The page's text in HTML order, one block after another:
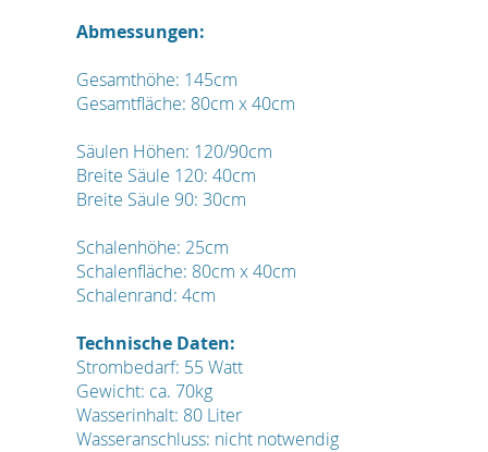
Abmessungen:
Gesamthöhe: 145cm
Gesamtfläche: 80cm x 40cm
Säulen Höhen: 120/90cm
Breite Säule 120: 40cm
Breite Säule 90: 30cm
Schalenhöhe: 25cm
Schalenfläche: 80cm x 40cm
Schalenrand: 4cm
Technische Daten:
Strombedarf: 55 Watt
Gewicht: ca. 70kg
Wasserinhalt: 80 Liter
Wasseranschluss: nicht notwendig